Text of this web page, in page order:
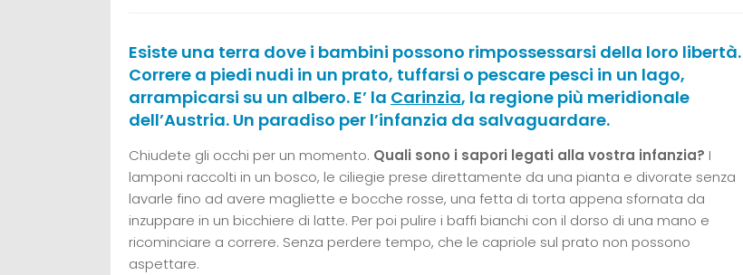
Esiste una terra dove i bambini possono rimpossessarsi della loro libertà.
Correre a piedi nudi in un prato, tuffarsi o pescare pesci in un lago,
arrampicarsi su un albero. E’ la Carinzia, la regione più meridionale
dell’Austria. Un paradiso per l’infanzia da salvaguardare.
Chiudete gli occhi per un momento. Quali sono i sapori legati alla vostra infanzia? I
lamponi raccolti in un bosco, le ciliegie prese direttamente da una pianta e divorate senza
lavarle fino ad avere magliette e bocche rosse, una fetta di torta appena sfornata da
inzuppare in un bicchiere di latte. Per poi pulire i baffi bianchi con il dorso di una mano e
ricominciare a correre. Senza perdere tempo, che le capriole sul prato non possono
aspettare.